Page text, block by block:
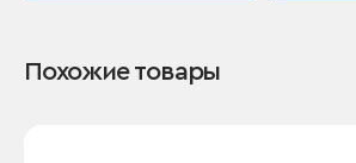
Похожие товары